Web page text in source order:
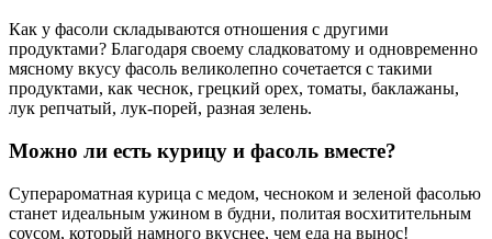
Как у фасоли складываются отношения с другими
продуктами? Благодаря своему сладковатому и одновременно
мясному вкусу фасоль великолепно сочетается с такими
продуктами, как чеснок, грецкий орех, томаты, баклажаны,
лук репчатый, лук-порей, разная зелень.
Можно ли есть курицу и фасоль вместе?
Суперароматная курица с медом, чесноком и зеленой фасолью
станет идеальным ужином в будни, политая восхитительным
соусом, который намного вкуснее, чем еда на вынос!